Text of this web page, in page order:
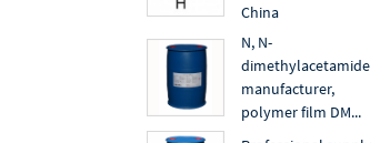
China
N, N-
dimethylacetamide
manufacturer,
polymer film DM...